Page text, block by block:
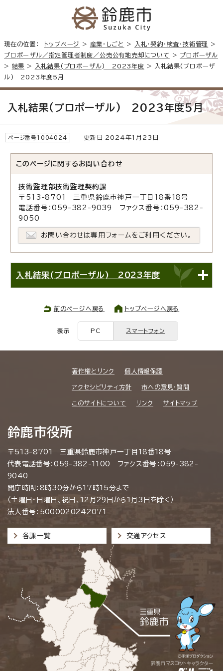
現在の位置： トップページ > 産業・しごと > 入札・契約・検査・技術管理
>
プロポーザル／指定管理者制度／公売公有地売却について
> プロポーザル
> 結果 > 入札結果(プロポーザル) 2023年度 > 入札結果(プロポーザ
ル) 2023年度5月
入札結果(プロポーザル) 2023年度5月
ページ番号1004024 更新日 2024年1月23日
このページに関する お問い合わせ
技術監理部技術監理契約課
〒513-8701 三重県鈴鹿市神戸一丁目18番18号
電話番号：059-382-9039 ファクス番号：059-382-
9050
お問い合わせは専用フォームをご利用ください。
入札結果(プロポーザル) 2023年度
前のページへ戻る トップページへ戻る
表示 PC スマートフォン
著作権とリンク 個人情報保護
アクセシビリティ方針 市への意見・質問
このサイトについて リンク サイトマップ
鈴鹿市役所
〒513-8701 三重県鈴鹿市神戸一丁目18番18号
代表電話番号：059-382-1100 ファクス番号：059-382-
9040
開庁時間：8時30分から17時15分まで
（土曜日・日曜日、祝日、12月29日から1月3日を除く）
法人番号：5000020242071
各課一覧 交通アクセス